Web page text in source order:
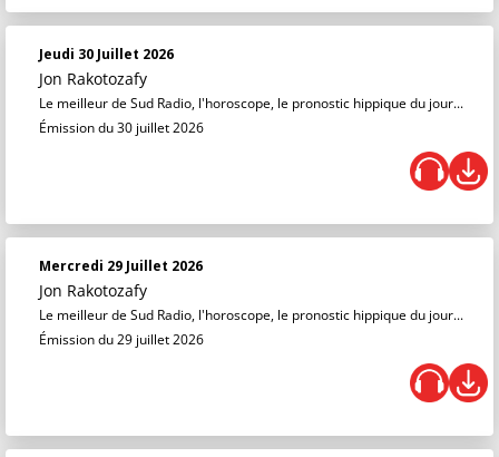
Jeudi 30 Juillet 2026
Jon Rakotozafy
Le meilleur de Sud Radio, l'horoscope, le pronostic hippique du jour...
Émission du 30 juillet 2026
Mercredi 29 Juillet 2026
Jon Rakotozafy
Le meilleur de Sud Radio, l'horoscope, le pronostic hippique du jour...
Émission du 29 juillet 2026